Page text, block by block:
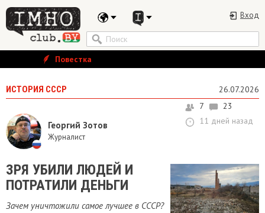
Вход
Повестка
ИСТОРИЯ СССР 26.07.2026
Георгий Зотов
Журналист
7
23
11 дней назад
ЗРЯ УБИЛИ ЛЮДЕЙ И
ПОТРАТИЛИ ДЕНЬГИ
Зачем уничтожили самое лучшее в СССР?